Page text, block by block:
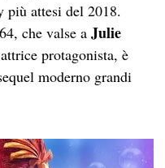
più attesi del 2018.
che valse aJulie
protagonista, è
moderno grandi